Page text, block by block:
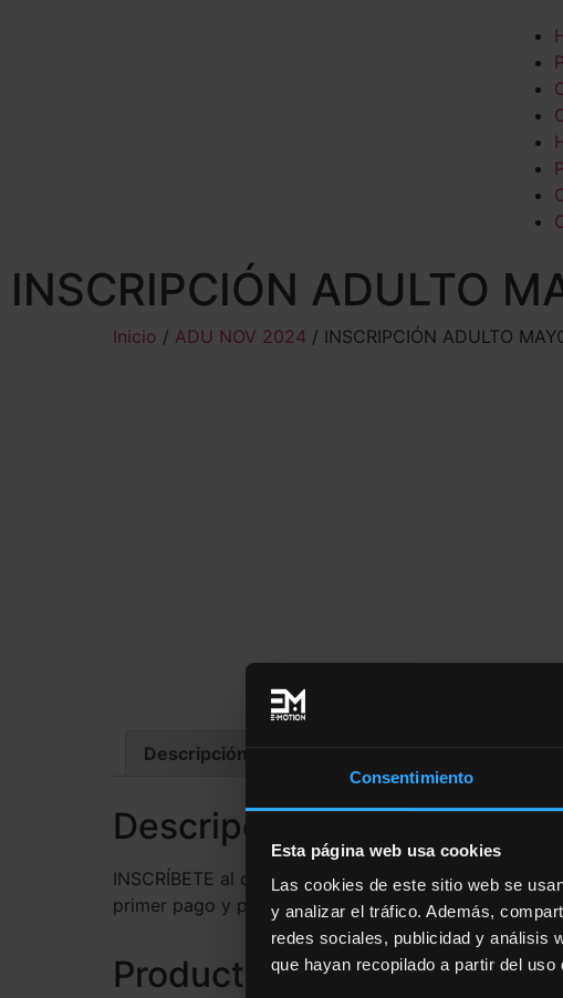
Consentimiento
Esta página web usa cookies
Las cookies de este sitio web se
y analizar el tráfico. Además,
redes sociales, publicidad y análisis
que hayan recopilado a partir del
INSCRIPCIÓN ADULTO
Inicio / ADU NOV 2024 / INSCRIPCIÓN ADULTO
Descripción
Descripción
INSCRÍBETE al curso de Entrenamiento en el
primer pago y paga cada mes, desde la inscripción.
Productos relacionados